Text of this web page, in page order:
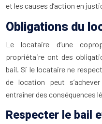
et les causes d’action en
Obligations du
Le locataire d’une
propriétaire ont des
bail. Si le locataire ne
de location peut
entraîner des conséquences
Respecter le bail